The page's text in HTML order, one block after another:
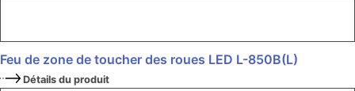
Feu de zone de toucher des roues LED L-850B(L)
Détails du produit